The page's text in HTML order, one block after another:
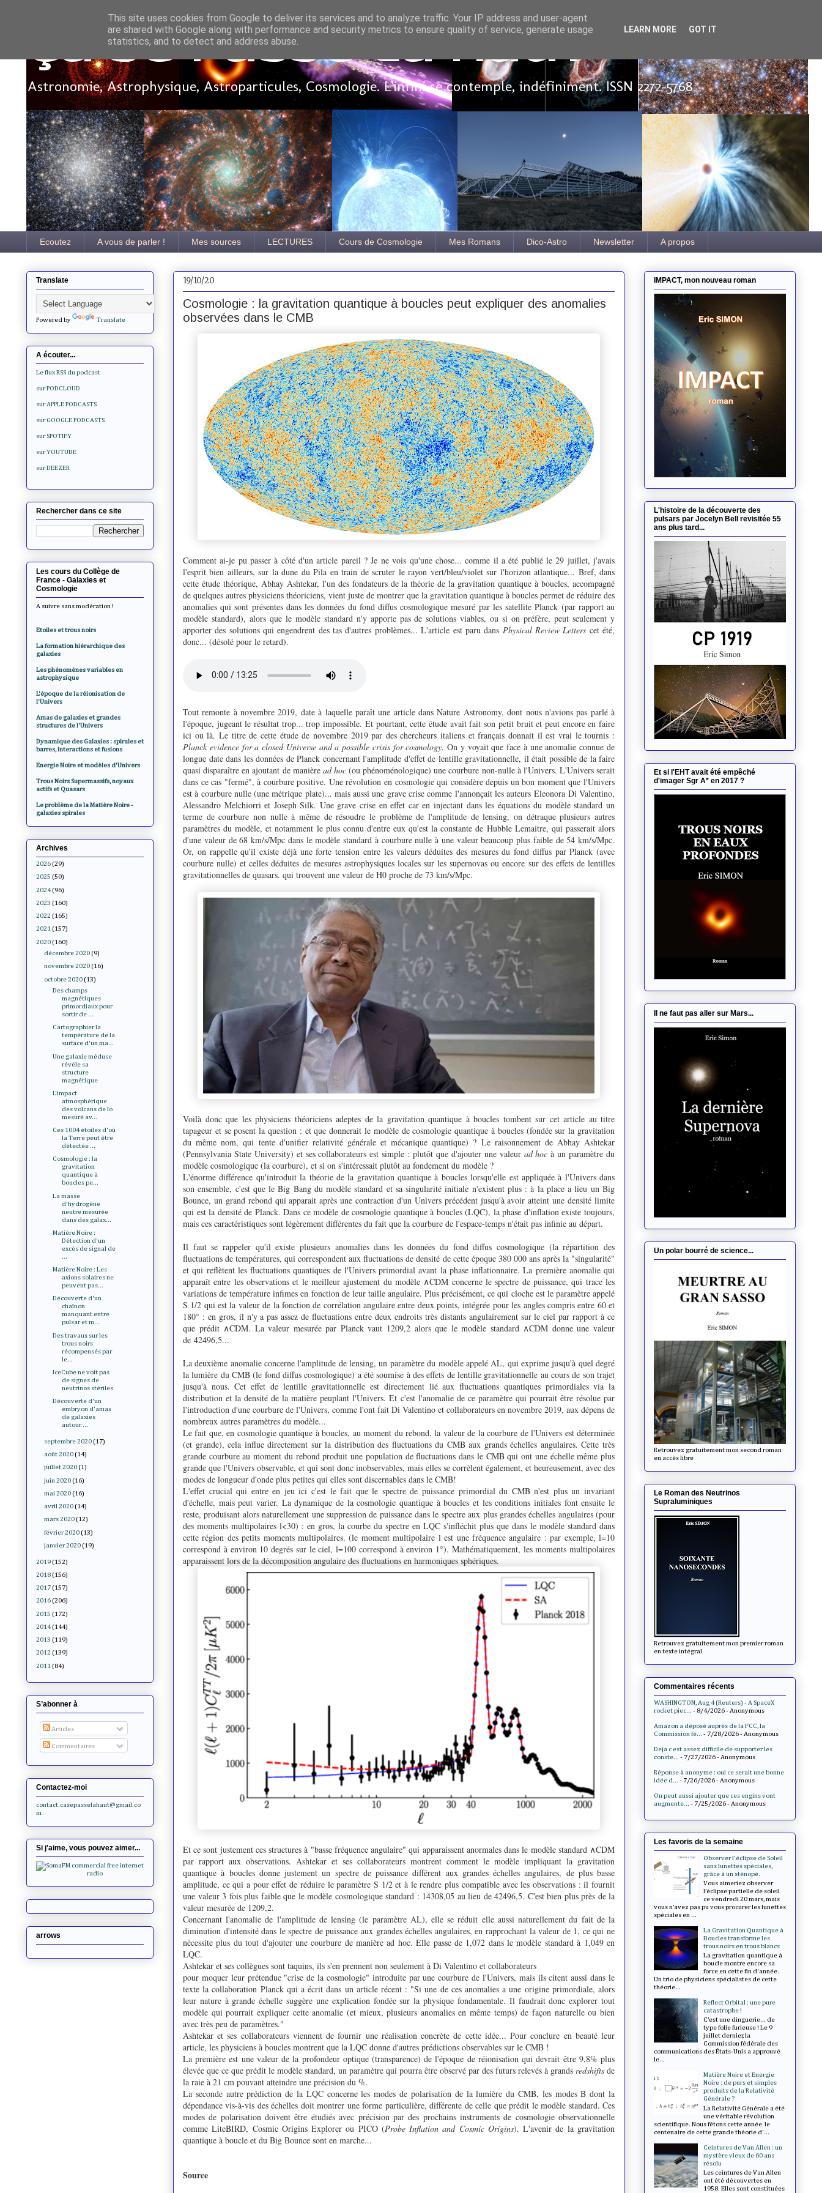
Ça se passe là haut
Astronomie, Astrophysique, Astroparticules, Cosmologie. L'infini se contemple, indéfiniment. ISSN 2272-5768
Ecoutez A vous de parler ! Mes sources LECTURES Cours de Cosmologie Mes Romans Dico-Astro Newsletter A propos
19/10/20
Cosmologie : la gravitation quantique à boucles peut expliquer des anomalies
observées dans le CMB
Comment ai-je pu passer à côté d'un article pareil ? Je ne vois qu'une chose... comme il a été publié le 29 juillet, j'avais
l'esprit bien ailleurs, sur la dune du Pila en train de scruter le rayon vert/bleu/violet sur l'horizon atlantique... Bref, dans
cette étude théorique, Abhay Ashtekar, l'un des fondateurs de la théorie de la gravitation quantique à boucles, accompagné
de quelques autres physiciens théoriciens, vient juste de montrer que la gravitation quantique à boucles permet de réduire des
anomalies qui sont présentes dans les données du fond diffus cosmologique mesuré par les satellite Planck (par rapport au
modèle standard), alors que le modèle standard n'y apporte pas de solutions viables, ou si on préfère, peut seulement y
apporter des solutions qui engendrent des tas d'autres problèmes... L'article est paru dans Physical Review Letters cet été,
donc... (désolé pour le retard).
Tout remonte à novembre 2019, date à laquelle paraît une article dans Nature Astronomy, dont nous n'avions pas parlé à
l'époque, jugeant le résultat trop... trop impossible. Et pourtant, cette étude avait fait son petit bruit et peut encore en faire
ici ou là. Le titre de cette étude de novembre 2019 par des chercheurs italiens et français donnait il est vrai le tournis :
Planck evidence for a closed Universe and a possible crisis for cosmology. On y voyait que face à une anomalie connue de
longue date dans les données de Planck concernant l'amplitude d'effet de lentille gravitationnelle, il était possible de la faire
quasi disparaître en ajoutant de manière ad hoc (ou phénoménologique) une courbure non-nulle à l'Univers. L'Univers serait
dans ce cas "fermé", à courbure positive. Une révolution en cosmologie qui considère depuis un bon moment que l'Univers
est à courbure nulle (une métrique plate)... mais aussi une grave crise comme l'annonçait les auteurs Eleonora Di Valentino,
Alessandro Melchiorri et Joseph Silk. Une grave crise en effet car en injectant dans les équations du modèle standard un
terme de courbure non nulle à même de résoudre le problème de l'amplitude de lensing, on détraque plusieurs autres
paramètres du modèle, et notamment le plus connu d'entre eux qu'est la constante de Hubble Lemaitre, qui passerait alors
d'une valeur de 68 km/s/Mpc dans le modèle standard à courbure nulle à une valeur beaucoup plus faible de 54 km/s/Mpc.
Or, on rappelle qu'il existe déjà une forte tension entre les valeurs déduites des mesures du fond diffus par Planck (avec
courbure nulle) et celles déduites de mesures astrophysiques locales sur les supernovas ou encore sur des effets de lentilles
gravitationnelles de quasars. qui trouvent une valeur de H0 proche de 73 km/s/Mpc.
Voilà donc que les physiciens théoriciens adeptes de la gravitation quantique à boucles tombent sur cet article au titre
tapageur et se posent la question : et que donnerait le modèle de cosmologie quantique à boucles (fondée sur la gravitation
du même nom, qui tente d'unifier relativité générale et mécanique quantique) ? Le raisonnement de Abhay Ashtekar
(Pennsylvania State University) et ses collaborateurs est simple : plutôt que d'ajouter une valeur ad hoc à un paramètre du
modèle cosmologique (la courbure), et si on s'intéressait plutôt au fondement du modèle ?
L'énorme différence qu'introduit la théorie de la gravitation quantique à boucles lorsqu'elle est appliquée à l'Univers dans
son ensemble, c'est que le Big Bang du modèle standard et sa singularité initiale n'existent plus : à la place a lieu un Big
Bounce, un grand rebond qui apparait après une contraction d'un Univers précédent jusqu'à avoir atteint une densité limite
qui est la densité de Planck. Dans ce modèle de cosmologie quantique à boucles (LQC), la phase d'inflation existe toujours,
mais ces caractéristiques sont légèrement différentes du fait que la courbure de l'espace-temps n'était pas infinie au départ.
Il faut se rappeler qu'il existe plusieurs anomalies dans les données du fond diffus cosmologique (la répartition des
fluctuations de températures, qui correspondent aux fluctuations de densité de cette époque 380 000 ans après la "singularité"
et qui reflètent les fluctuations quantiques de l'Univers primordial avant la phase inflationnaire. La première anomalie qui
apparaît entre les observations et le meilleur ajustement du modèle ∧CDM concerne le spectre de puissance, qui trace les
variations de température infimes en fonction de leur taille angulaire. Plus précisément, ce qui cloche est le paramètre appelé
S 1/2 qui est la valeur de la fonction de corrélation angulaire entre deux points, intégrée pour les angles compris entre 60 et
180° : en gros, il n'y a pas assez de fluctuations entre deux endroits très distants angulairement sur le ciel par rapport à ce
que prédit ∧CDM. La valeur mesurée par Planck vaut 1209,2 alors que le modèle standard ∧CDM donne une valeur
de 42496,5...
La deuxième anomalie concerne l'amplitude de lensing, un paramètre du modèle appelé AL, qui exprime jusqu'à quel degré
la lumière du CMB (le fond diffus cosmologique) a été soumise à des effets de lentille gravitationnelle au cours de son trajet
jusqu'à nous. Cet effet de lentille gravitationnelle est directement lié aux fluctuations quantiques primordiales via la
distribution et la densité de la matière peuplant l'Univers. Et c'est l'anomalie de ce paramètre qui pourrait être résolue par
l'introduction d'une courbure de l'Univers, comme l'ont fait Di Valentino et collaborateurs en novembre 2019, aux dépens de
nombreux autres paramètres du modèle...
Le fait que, en cosmologie quantique à boucles, au moment du rebond, la valeur de la courbure de l'Univers est déterminée
(et grande), cela influe directement sur la distribution des fluctuations du CMB aux grands échelles angulaires. Cette très
grande courbure au moment du rebond produit une population de fluctuations dans le CMB qui ont une échelle même plus
grande que l'Univers observable, et qui sont donc inobservables, mais elles se corrèlent également, et heureusement, avec des
modes de longueur d'onde plus petites qui elles sont discernables dans le CMB!
L'effet crucial qui entre en jeu ici c'est le fait que le spectre de puissance primordial du CMB n'est plus un invariant
d'échelle, mais peut varier. La dynamique de la cosmologie quantique à boucles et les conditions initiales font ensuite le
reste, produisant alors naturellement une suppression de puissance dans le spectre aux plus grandes échelles angulaires (pour
des moments multipolaires l<30) : en gros, la courbe du spectre en LQC s'infléchit plus que dans le modèle standard dans
cette région des petits moments multipolaires. (le moment multipolaire l est une fréquence angulaire : par exemple, l=10
correspond à environ 10 degrés sur le ciel, l=100 correspond à environ 1°). Mathématiquement, les moments multipolaires
apparaissent lors de la décomposition angulaire des fluctuations en harmoniques sphériques.
Et ce sont justement ces structures à "basse fréquence angulaire" qui apparaissent anormales dans le modèle standard ∧CDM
par rapport aux observations. Ashtekar et ses collaborateurs montrent comment le modèle impliquant la gravitation
quantique à boucles donne justement un spectre de puissance différent aux grandes échelles angulaires, de plus basse
amplitude, ce qui a pour effet de réduire le paramètre S 1/2 et à le rendre plus compatible avec les observations : il fournit
une valeur 3 fois plus faible que le modèle cosmologique standard : 14308,05 au lieu de 42496,5. C'est bien plus près de la
valeur mesurée de 1209,2.
Concernant l'anomalie de l'amplitude de lensing (le paramètre AL), elle se réduit elle aussi naturellement du fait de la
diminution d'intensité dans le spectre de puissance aux grandes échelles angulaires, en rapprochant la valeur de 1, ce qui ne
nécessite plus du tout d'ajouter une courbure de manière ad hoc. Elle passe de 1,072 dans le modèle standard à 1,049 en
LQC.
Ashtekar et ses collègues sont taquins, ils s'en prennent non seulement à Di Valentino et collaborateurs
pour moquer leur prétendue "crise de la cosmologie" introduite par une courbure de l'Univers, mais ils citent aussi dans le
texte la collaboration Planck qui a écrit dans un article récent : "Si une de ces anomalies a une origine primordiale, alors
leur nature à grande échelle suggère une explication fondée sur la physique fondamentale. Il faudrait donc explorer tout
modèle qui pourrait expliquer cette anomalie (et mieux, plusieurs anomalies en même temps) de façon naturelle ou bien
avec très peu de paramètres."
Ashtekar et ses collaborateurs viennent de fournir une réalisation concrète de cette idée... Pour conclure en beauté leur
article, les physiciens à boucles montrent que la LQC donne d'autres prédictions observables sur le CMB !
La première est une valeur de la profondeur optique (transparence) de l'époque de réionisation qui devrait être 9,8% plus
élevée que ce que prédit le modèle standard, un paramètre qui pourra être observé par des futurs relevés à grands redshifts de
la raie à 21 cm pouvant atteindre une précision du %.
La seconde autre prédiction de la LQC concerne les modes de polarisation de la lumière du CMB, les modes B dont la
dépendance vis-à-vis des échelles doit montrer une forme particulière, différente de celle que prédit le modèle standard. Ces
modes de polarisation doivent être étudiés avec précision par des prochains instruments de cosmologie observationnelle
comme LiteBIRD, Cosmic Origins Explorer ou PICO (Probe Inflation and Cosmic Origins). L'avenir de la gravitation
quantique à boucle et du Big Bounce sont en marche...
Source
Translate
Powered by Translate
A écouter...
Le flux RSS du podcast
sur PODCLOUD
sur APPLE PODCASTS
sur GOOGLE PODCASTS
sur SPOTIFY
sur YOUTUBE
sur DEEZER
Rechercher dans ce site
Les cours du Collège de
France - Galaxies et
Cosmologie
A suivre sans modération !
Etoiles et trous noirs
La formation hiérarchique des
galaxies
Les phénomènes variables en
astrophysique
L'époque de la réionisation de
l'Univers
Amas de galaxies et grandes
structures de l'Univers
Dynamique des Galaxies : spirales et
barres, interactions et fusions
Energie Noire et modèles d'Univers
Trous Noirs Supermassifs, noyaux
actifs et Quasars
Le problème de la Matière Noire -
galaxies spirales
Archives
2026 (29)
2025 (50)
2024 (96)
2023 (160)
2022 (165)
2021 (157)
2020 (160)
décembre 2020 (9)
novembre 2020 (16)
octobre 2020 (13)
Des champs
magnétiques
primordiaux pour
sortir de ...
Cartographier la
température de la
surface d'un ma...
Une galaxie méduse
révèle sa
structure
magnétique
L'impact
atmosphérique
des volcans de Io
mesuré av...
Ces 1004 étoiles d'où
la Terre peut être
détectée ...
Cosmologie : la
gravitation
quantique à
boucles pe...
La masse
d'hydrogène
neutre mesurée
dans des galax...
Matière Noire :
Détection d'un
excès de signal de
...
Matière Noire : Les
axions solaires ne
peuvent pas...
Découverte d'un
chaînon
manquant entre
pulsar et m...
Des travaux sur les
trous noirs
récompensés par
le...
IceCube ne voit pas
de signes de
neutrinos stériles
Découverte d'un
embryon d'amas
de galaxies
autour ...
septembre 2020 (17)
août 2020 (14)
juillet 2020 (1)
juin 2020 (16)
mai 2020 (16)
avril 2020 (14)
mars 2020 (12)
février 2020 (13)
janvier 2020 (19)
2019 (152)
2018 (156)
2017 (157)
2016 (206)
2015 (172)
2014 (144)
2013 (119)
2012 (139)
2011 (84)
S’abonner à
Articles
Commentaires
Contactez-moi
contact.casepasselahaut@gmail.co
m
Si j'aime, vous pouvez aimer...
arrows
IMPACT, mon nouveau roman
L'histoire de la découverte des
pulsars par Jocelyn Bell revisitée 55
ans plus tard...
Et si l'EHT avait été empêché
d'imager Sgr A* en 2017 ?
Il ne faut pas aller sur Mars...
Un polar bourré de science...
Retrouvez gratuitement mon second roman
en accès libre
Le Roman des Neutrinos
Supraluminiques
Retrouvez gratuitement mon premier roman
en texte intégral
Commentaires récents
WASHINGTON, Aug 4 (Reuters) - A SpaceX
rocket piec... - 8/4/2026- Anonymous
Amazon a déposé auprès de la FCC, la
Commission fé... - 7/28/2026- Anonymous
Deja c est assez difficile de supporter les
conste... - 7/27/2026- Anonymous
Réponse à anonyme : oui ce serait une bonne
idée d... - 7/26/2026- Anonymous
On peut aussi ajouter que ces engins vont
augmente... - 7/25/2026- Anonymous
Les favoris de la semaine
Observer l'éclipse de Soleil
sans lunettes spéciales,
grâce à un sténopé.
Vous aimeriez observer
l’éclipse partielle de soleil
ce vendredi 20 mars, mais
vous n’avez pas pu vous procurer les lunettes
spéciales en ...
La Gravitation Quantique à
Boucles transforme les
trous noirs en trous blancs
La gravitation quantique à
boucle montre encore sa
force en cette fin d'année.
Un trio de physiciens spécialistes de cette
théorie...
Reflect Orbital : une pure
catastrophe !
C’est une dinguerie... de
type folie furieuse ! Le 9
juillet dernier, la
Commission fédérale des
communications des États-Unis a approuvé
le...
Matière Noire et Energie
Noire : de purs et simples
produits de la Relativité
Générale ?
La Relativité Générale a été
une véritable révolution
scientifique. Nous fêtons cette année le
centenaire de cette grande théorie d'...
Ceintures de Van Allen : un
mystère vieux de 60 ans
résolu
Les ceintures de Van Allen
ont été découvertes en
1958. Elles sont constituées
This site uses cookies from Google to deliver its services and to analyze traffic. Your IP address and user-agent
are shared with Google along with performance and security metrics to ensure quality of service, generate usage
statistics, and to detect and address abuse.
LEARN MORE GOT IT